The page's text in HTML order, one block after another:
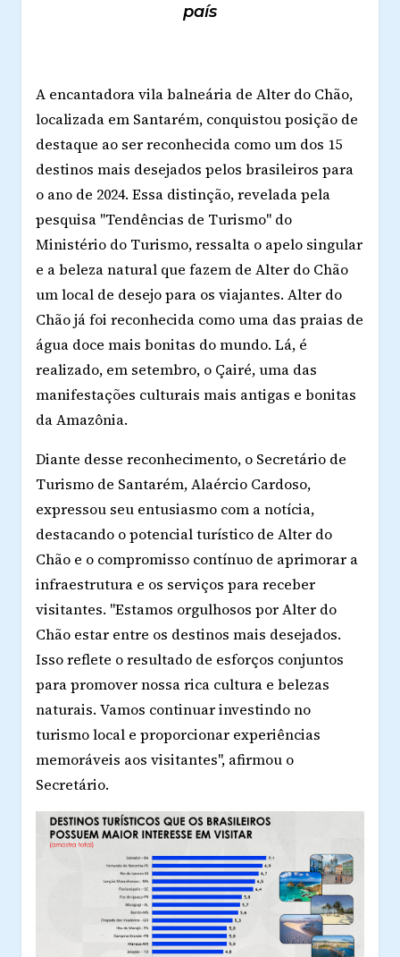
país
A encantadora vila balneária de Alter do Chão,
localizada em Santarém, conquistou posição de
destaque ao ser reconhecida como um dos 15
destinos mais desejados pelos brasileiros para
o ano de 2024. Essa distinção, revelada pela
pesquisa "Tendências de Turismo" do
Ministério do Turismo, ressalta o apelo singular
e a beleza natural que fazem de Alter do Chão
um local de desejo para os viajantes. Alter do
Chão já foi reconhecida como uma das praias de
água doce mais bonitas do mundo. Lá, é
realizado, em setembro, o Çairé, uma das
manifestações culturais mais antigas e bonitas
da Amazônia.
Diante desse reconhecimento, o Secretário de
Turismo de Santarém, Alaércio Cardoso,
expressou seu entusiasmo com a notícia,
destacando o potencial turístico de Alter do
Chão e o compromisso contínuo de aprimorar a
infraestrutura e os serviços para receber
visitantes. "Estamos orgulhosos por Alter do
Chão estar entre os destinos mais desejados.
Isso reflete o resultado de esforços conjuntos
para promover nossa rica cultura e belezas
naturais. Vamos continuar investindo no
turismo local e proporcionar experiências
memoráveis aos visitantes", afirmou o
Secretário.